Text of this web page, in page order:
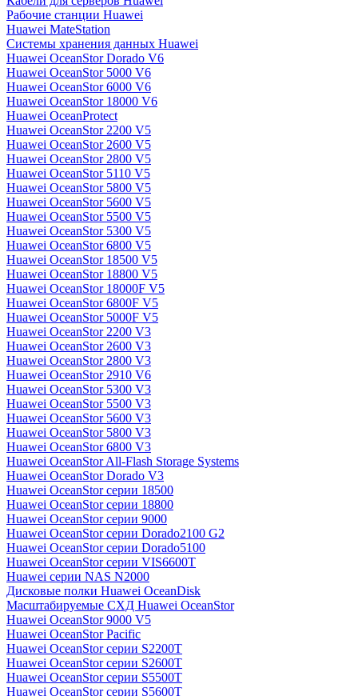
Рабочие станции Huawei
Huawei MateStation
Системы хранения данных Huawei
Huawei OceanStor Dorado V6
Huawei OceanStor 5000 V6
Huawei OceanStor 6000 V6
Huawei OceanStor 18000 V6
Huawei OceanProtect
Huawei OceanStor 2200 V5
Huawei OceanStor 2600 V5
Huawei OceanStor 2800 V5
Huawei OceanStor 5110 V5
Huawei OceanStor 5800 V5
Huawei OceanStor 5600 V5
Huawei OceanStor 5500 V5
Huawei OceanStor 5300 V5
Huawei OceanStor 6800 V5
Huawei OceanStor 18500 V5
Huawei OceanStor 18800 V5
Huawei OceanStor 18000F V5
Huawei OceanStor 6800F V5
Huawei OceanStor 5000F V5
Huawei OceanStor 2200 V3
Huawei OceanStor 2600 V3
Huawei OceanStor 2800 V3
Huawei OceanStor 2910 V6
Huawei OceanStor 5300 V3
Huawei OceanStor 5500 V3
Huawei OceanStor 5600 V3
Huawei OceanStor 5800 V3
Huawei OceanStor 6800 V3
Huawei OceanStor All-Flash Storage Systems
Huawei OceanStor Dorado V3
Huawei OceanStor серии 18500
Huawei OceanStor серии 18800
Huawei OceanStor серии 9000
Huawei OceanStor серии Dorado2100 G2
Huawei OceanStor серии Dorado5100
Huawei OceanStor серии VIS6600T
Huawei серии NAS N2000
Дисковые полки Huawei OceanDisk
Масштабируемые СХД Huawei OceanStor
Huawei OceanStor 9000 V5
Huawei OceanStor Pacific
Huawei OceanStor серии S2200T
Huawei OceanStor серии S2600T
Huawei OceanStor серии S5500T
Huawei OceanStor серии S5600T